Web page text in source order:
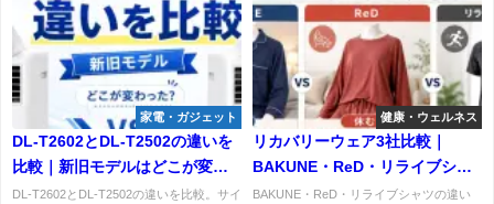
家電・ガジェット
DL-T2602とDL-T2502の違いを
比較｜新旧モデルはどこが変わ
った？
DL-T2602とDL-T2502の違いを比較。サイ
健康・ウェルネス
リカバリーウェア3社比較｜
BAKUNE・ReD・リライブシャ
ツはどれがいい？悩み別に選び
BAKUNE・ReD・リライブシャツの違い